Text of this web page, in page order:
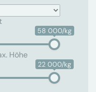
58 000/kg
Höhe
22 000/kg